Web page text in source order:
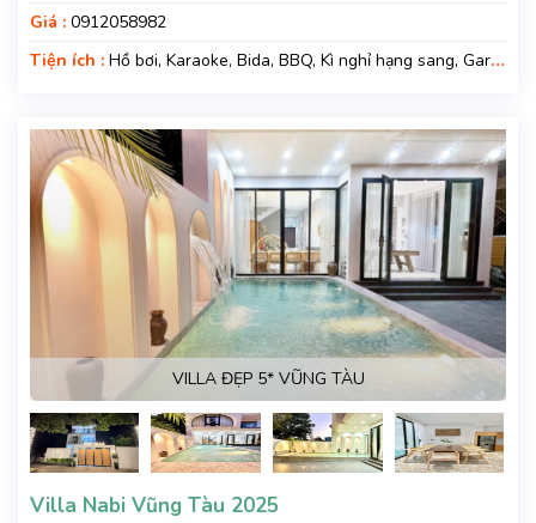
Giá : 0912058982
Tiện ích : Hồ bơi, Karaoke, Bida, BBQ, Kì nghỉ hạng sang, Gara
VILLA ĐẸP 5* VŨNG TÀU
Villa Nabi Vũng Tàu 2025